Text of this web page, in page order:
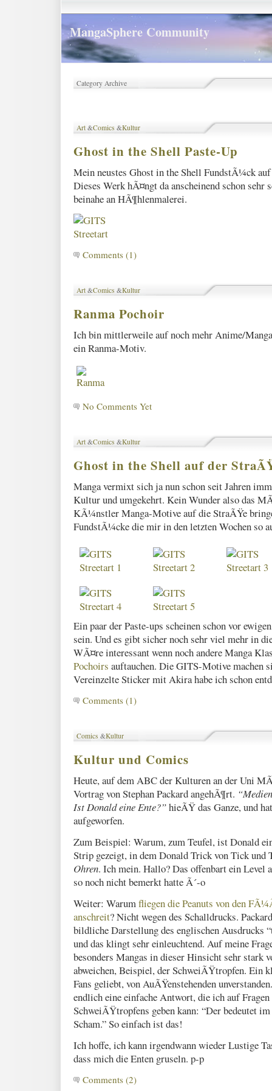
MangaSphere Community
Category Archive
Art &Comics &Kultur
Ghost in the Shell Paste-Up
Mein neustes Ghost in the Shell FundstÃ¼ck
Dieses Werk hÃ¤ngt da anscheinend schon sehr
beinahe an HÃ¶hlenmalerei.
Comments (1)
Art &Comics &Kultur
Ranma Pochoir
Ich bin mittlerweile auf noch mehr Anime/
ein Ranma-Motiv.
No Comments Yet
Art &Comics &Kultur
Ghost in the Shell auf der
Manga vermixt sich ja nun schon seit Jahren
Kultur und umgekehrt. Kein Wunder also das
KÃ¼nstler Manga-Motive auf die StraÃŸe
FundstÃ¼cke die mir in den letzten Wochen so
Ein paar der Paste-ups scheinen schon vor
sein. Und es gibt sicher noch sehr viel mehr in
WÃ¤re interessant wenn noch andere Manga
Pochoirs auftauchen. Die GITS-Motive machen
Vereinzelte Sticker mit Akira habe ich schon
Comments (1)
Comics &Kultur
Kultur und Comics
Heute, auf dem ABC der Kulturen an der Uni
Vortrag von Stephan Packard angehÃ¶rt.
Ist Donald eine Ente?”hieÃŸ das Ganze, und
aufgeworfen.
Zum Beispiel: Warum, zum Teufel, ist Donald
Strip gezeigt, in dem Donald Trick von Tick und
Ohren. Ich mein. Hallo? Das offenbart ein Level
so noch nicht bemerkt hatte Ã´-o
Weiter: Warumfliegen die Peanuts von den
anschreit? Nicht wegen des Schalldrucks.
bildliche Darstellung des englischen Ausdrucks
und das klingt sehr einleuchtend. Auf meine
besonders Mangas in dieser Hinsicht sehr stark
abweichen, Beispiel, der SchweiÃŸtropfen. Ein
Fans geliebt, von AuÃŸenstehenden
endlich eine einfache Antwort, die ich auf Fragen
SchweiÃŸtropfens geben kann: “Der bedeutet
Scham.” So einfach ist das!
Ich hoffe, ich kann irgendwann wieder Lustige
dass mich die Enten gruseln. p-p
Comments (2)